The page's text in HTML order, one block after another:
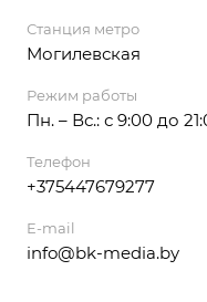
Станция метро
Могилевская
Режим работы
Пн. – Вс.: с 9:00 до
Телефон
+375447679277
E-mail
info@bk-media.by